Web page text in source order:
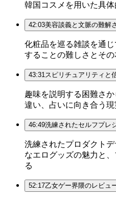
韓国コスメを用いた具
42:03美容談義と文脈の難解
化粧品を巡る雑談を通
することの難しさとそ
43:31スピリチュアリティと
趣味を説明する困難さ
違い、占いに向き合う
46:49洗練されたセルフプレ
洗練されたプロダクト
なエログッズの魅力と
る
52:17乙女ゲー界隈のレビュ